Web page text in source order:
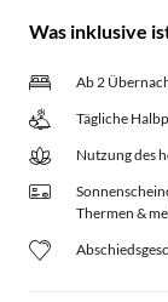
Was inklusive
Ab 2
Tägliche
Nutzung des
Thermen &